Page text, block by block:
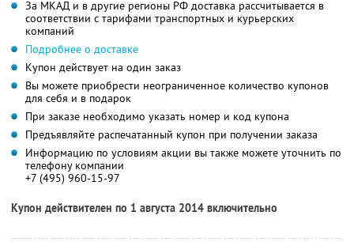
За МКАД и в другие регионы РФ доставка рассчитывается в
соответствии с тарифами транспортных и курьерских
компаний
Подробнее о доставке
Купон действует на один заказ
Вы можете приобрести неограниченное количество купонов
для себя и в подарок
При заказе необходимо указать номер и код купона
Предъявляйте распечатанный купон при получении заказа
Информацию по условиям акции вы также можете уточнить по
телефону компании
+7 (495) 960-15-97
Купон действителен по 1 августа 2014 включительно